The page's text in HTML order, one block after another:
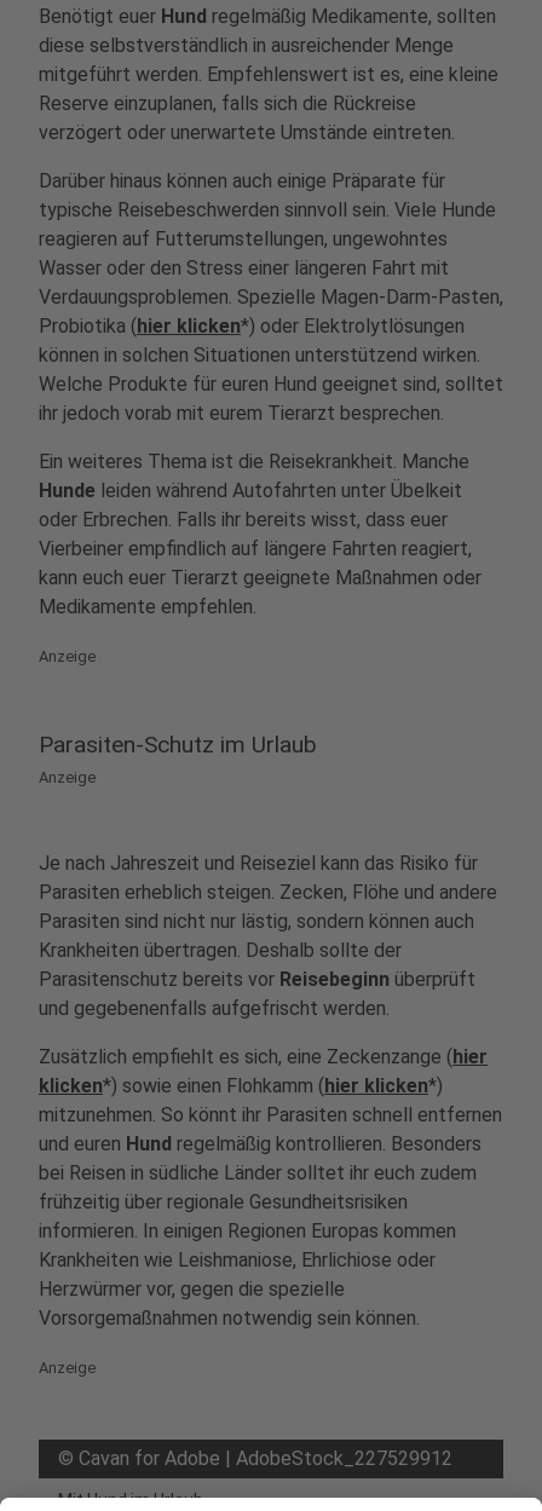
Benötigt euer Hund regelmäßig Medikamente, sollten
diese selbstverständlich in ausreichender Menge
mitgeführt werden. Empfehlenswert ist es, eine kleine
Reserve einzuplanen, falls sich die Rückreise
verzögert oder unerwartete Umstände eintreten.
Darüber hinaus können auch einige Präparate für
typische Reisebeschwerden sinnvoll sein. Viele Hunde
reagieren auf Futterumstellungen, ungewohntes
Wasser oder den Stress einer längeren Fahrt mit
Verdauungsproblemen. Spezielle Magen-Darm-Pasten,
Probiotika (hier klicken*) oder Elektrolytlösungen
können in solchen Situationen unterstützend wirken.
Welche Produkte für euren Hund geeignet sind, solltet
ihr jedoch vorab mit eurem Tierarzt besprechen.
Ein weiteres Thema ist die Reisekrankheit. Manche
Hunde leiden während Autofahrten unter Übelkeit
oder Erbrechen. Falls ihr bereits wisst, dass euer
Vierbeiner empfindlich auf längere Fahrten reagiert,
kann euch euer Tierarzt geeignete Maßnahmen oder
Medikamente empfehlen.
Anzeige
Parasiten-Schutz im Urlaub
Anzeige
Je nach Jahreszeit und Reiseziel kann das Risiko für
Parasiten erheblich steigen. Zecken, Flöhe und andere
Parasiten sind nicht nur lästig, sondern können auch
Krankheiten übertragen. Deshalb sollte der
Parasitenschutz bereits vor Reisebeginn überprüft
und gegebenenfalls aufgefrischt werden.
Zusätzlich empfiehlt es sich, eine Zeckenzange (hier
klicken*) sowie einen Flohkamm (hier klicken*)
mitzunehmen. So könnt ihr Parasiten schnell entfernen
und euren Hund regelmäßig kontrollieren. Besonders
bei Reisen in südliche Länder solltet ihr euch zudem
frühzeitig über regionale Gesundheitsrisiken
informieren. In einigen Regionen Europas kommen
Krankheiten wie Leishmaniose, Ehrlichiose oder
Herzwürmer vor, gegen die spezielle
Vorsorgemaßnahmen notwendig sein können.
Anzeige
© Cavan for Adobe | AdobeStock_227529912
Mit Hund im Urlaub